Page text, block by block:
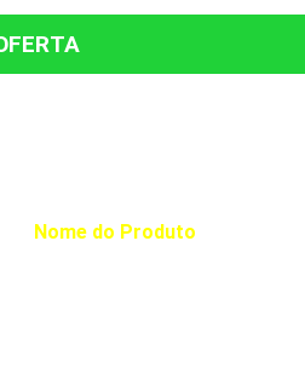
Nome do Produto